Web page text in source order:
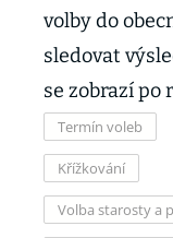
volby do
sledovat
se zobrazí po
Termín voleb
Křížkování
Volba starosty a